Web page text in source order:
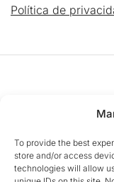
To provide the best
store and/or access
technologies will allow
Política de
DATOS
Dirección: C/
Teléfono